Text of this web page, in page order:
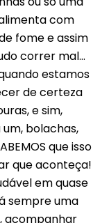
com
fome e assim
correr mal…
estamos
de certeza
e sim,
bolachas,
que isso
que aconteça!
em quase
sempre uma
acompanhar